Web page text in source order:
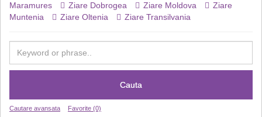
Maramures
Ziare Dobrogea Ziare Moldova
Ziare
Muntenia
Ziare Oltenia Ziare Transilvania
Cauta
Cautare avansata Favorite (0)